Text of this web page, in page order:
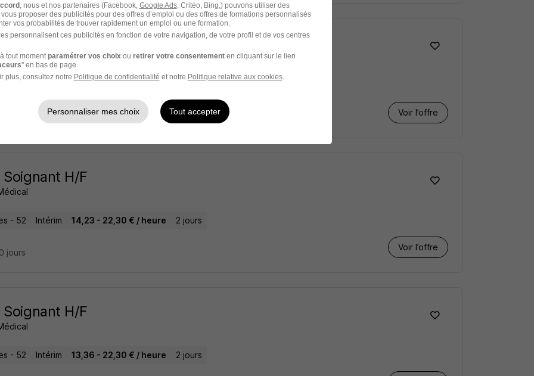
Soignant H/F
Voir l’offre
Soignant H/F
- 52 Intérim 14,23 - 22,30 € / heure 2 jours
Voir l’offre
jours
Soignant H/F
- 52 Intérim 13,36 - 22,30 € / heure 2 jours
, nous et nos partenaires (Facebook, Google Ads, Critéo, Bing,) pouvons utiliser des
proposer des publicités pour des offres d’emploi ou des offres de formations personnalisés
vos probabilités de trouver rapidement un emploi ou une formation.
personnalisent ces publicités en fonction de votre navigation, de votre profil et de vos centres
tout moment paramétrer vos choix ou retirer votre consentementen cliquant sur le lien
" en bas de page.
plus, consultez notre Politique de confidentialité et notre Politique relative aux cookies.
Personnaliser mes choix Tout accepter